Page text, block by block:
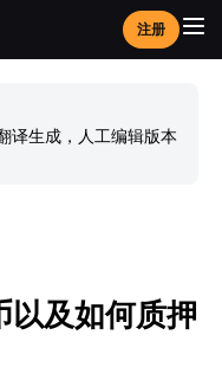
注册
译生成，人工编辑版本
以及如何质押